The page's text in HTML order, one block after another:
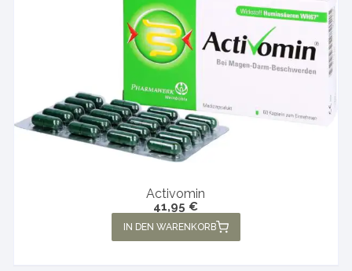
Activomin
41,95 €
IN DEN WARENKORB